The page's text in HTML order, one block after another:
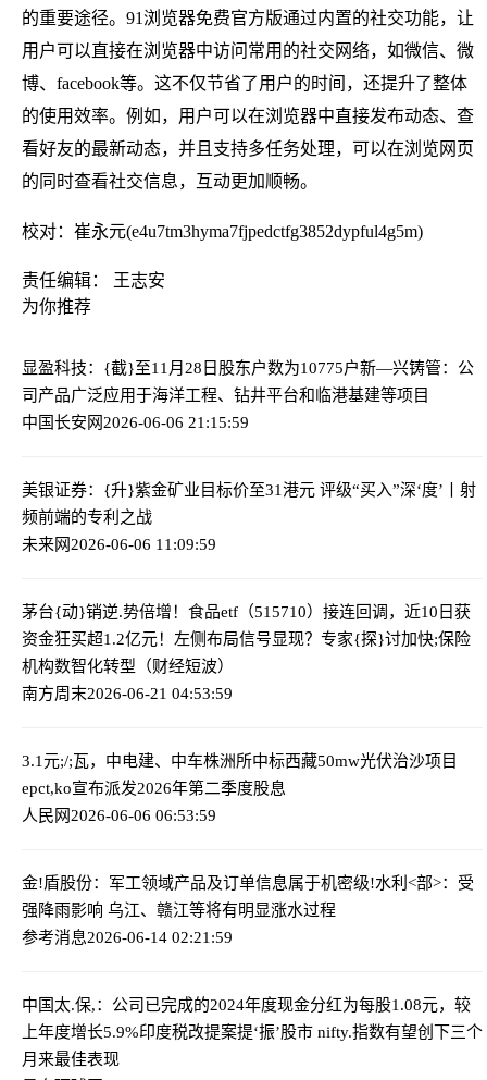
的重要途径。91浏览器免费官方版通过内置的社交功能，让
用户可以直接在浏览器中访问常用的社交网络，如微信、微
博、facebook等。这不仅节省了用户的时间，还提升了整体
的使用效率。例如，用户可以在浏览器中直接发布动态、查
看好友的最新动态，并且支持多任务处理，可以在浏览网页
的同时查看社交信息，互动更加顺畅。
校对：崔永元(e4u7tm3hyma7fjpedctfg3852dypful4g5m)
责任编辑： 王志安
为你推荐
显盈科技：{截}至11月28日股东户数为10775户新—兴铸管：公
司产品广泛应用于海洋工程、钻井平台和临港基建等项目
中国长安网2026-06-06 21:15:59
美银证券：{升}紫金矿业目标价至31港元 评级“买入”深‘度’丨射
频前端的专利之战
未来网2026-06-06 11:09:59
茅台{动}销逆.势倍增！食品etf（515710）接连回调，近10日获
资金狂买超1.2亿元！左侧布局信号显现？ 专家{探}讨加快;保险
机构数智化转型（财经短波）
南方周末2026-06-21 04:53:59
3.1元;/;瓦，中电建、中车株洲所中标西藏50mw光伏治沙项目
epct,ko宣布派发2026年第二季度股息
人民网2026-06-06 06:53:59
金!盾股份：军工领域产品及订单信息属于机密级!水利<部>：受
强降雨影响 乌江、赣江等将有明显涨水过程
参考消息2026-06-14 02:21:59
中国太.保,：公司已完成的2024年度现金分红为每股1.08元，较
上年度增长5.9%印度税改提案提‘振’股市 nifty.指数有望创下三个
月来最佳表现